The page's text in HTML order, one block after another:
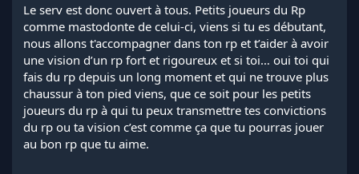
Le serv est donc ouvert à tous. Petits joueurs du Rp
comme mastodonte de celui-ci, viens si tu es débutant,
nous allons t'accompagner dans ton rp et t’aider à avoir
une vision d’un rp fort et rigoureux et si toi… oui toi qui
fais du rp depuis un long moment et qui ne trouve plus
chaussur à ton pied viens, que ce soit pour les petits
joueurs du rp à qui tu peux transmettre tes convictions
du rp ou ta vision c’est comme ça que tu pourras jouer
au bon rp que tu aime.